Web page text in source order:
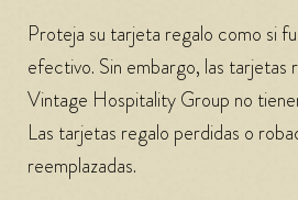
Proteja su tarjeta regalo como si
efectivo. Sin embargo, las tarjetas
Vintage Hospitality Group no
Las tarjetas regalo perdidas o
reemplazadas.